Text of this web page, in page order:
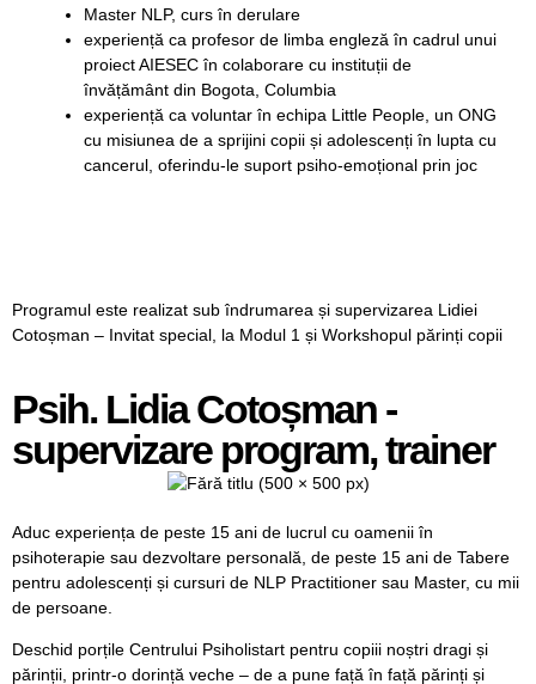
Master NLP, curs în derulare
experiență ca profesor de limba engleză în cadrul unui
proiect AIESEC în colaborare cu instituții de
învățământ din Bogota, Columbia
experiență ca voluntar în echipa Little People, un ONG
cu misiunea de a sprijini copii și adolescenți în lupta cu
cancerul, oferindu-le suport psiho-emoțional prin joc
Programul este realizat sub îndrumarea și supervizarea Lidiei
Cotoșman – Invitat special, la Modul 1 și Workshopul părinți copii
Psih. Lidia Cotoșman -
supervizare program, trainer
Aduc experiența de peste 15 ani de lucrul cu oamenii în
psihoterapie sau dezvoltare personală, de peste 15 ani de Tabere
pentru adolescenți și cursuri de NLP Practitioner sau Master, cu mii
de persoane.
Deschid porțile Centrului Psiholistart pentru copiii noștri dragi și
părinții, printr-o dorință veche – de a pune față în față părinți și